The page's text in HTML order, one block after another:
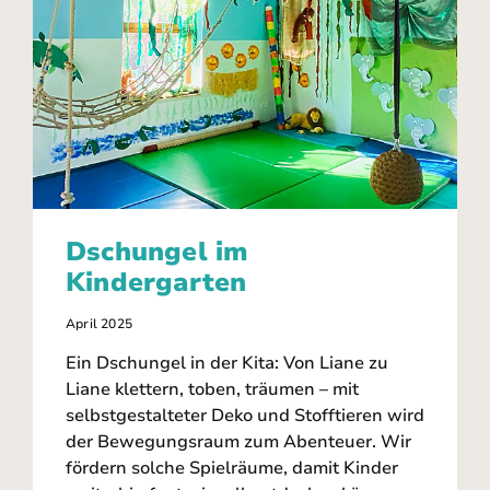
Dschungel im
Kindergarten
April 2025
Ein Dschungel in der Kita: Von Liane zu
Liane klettern, toben, träumen – mit
selbstgestalteter Deko und Stofftieren wird
der Bewegungsraum zum Abenteuer. Wir
fördern solche Spielräume, damit Kinder